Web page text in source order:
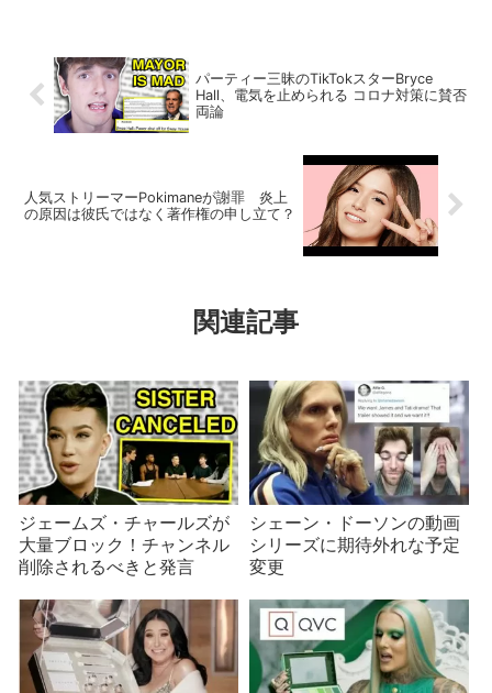
パーティー三昧のTikTokスターBryce
Hall、電気を止められる コロナ対策に賛否
両論
人気ストリーマーPokimaneが謝罪 炎上
の原因は彼氏ではなく著作権の申し立て？
関連記事
ジェームズ・チャールズが
大量ブロック！チャンネル
削除されるべきと発言
シェーン・ドーソンの動画
シリーズに期待外れな予定
変更